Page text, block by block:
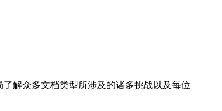
解众多文档类型所涉及的诸多挑战以及每位